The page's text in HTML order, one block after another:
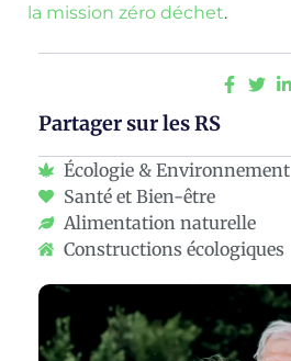
la mission zéro déchet.
Partager sur les RS
Écologie & Environnement
Santé et Bien-être
Alimentation naturelle
Constructions écologiques